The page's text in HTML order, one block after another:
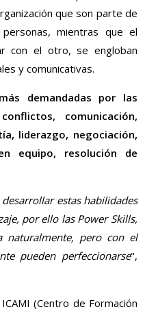
que son parte de
mientras que el
con el otro, se engloban
y comunicativas.
demandadas por las
comunicación,
liderazgo, negociación,
equipo, resolución de
estas habilidades
por ello las Power Skills,
pero con el
pueden perfeccionarse",
(Centro de Formación